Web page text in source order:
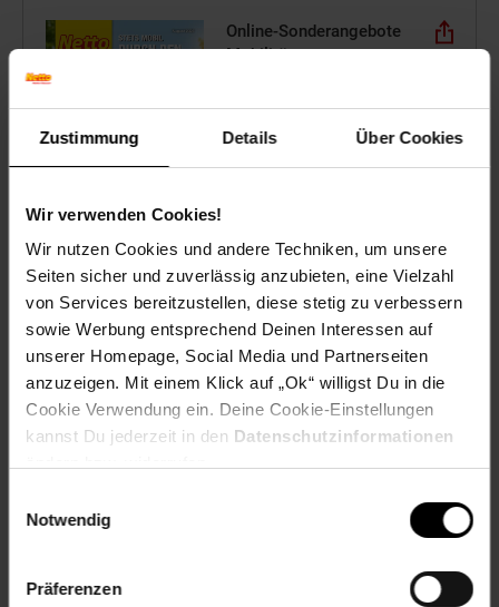
Zustimmung Details Über Cookies
Wir verwenden Cookies!
Wir nutzen Cookies und andere Techniken, um unsere
Seiten sicher und zuverlässig anzubieten, eine Vielzahl
von Services bereitzustellen, diese stetig zu verbessern
sowie Werbung entsprechend Deinen Interessen auf
unserer Homepage, Social Media und Partnerseiten
anzuzeigen. Mit einem Klick auf „Ok“ willigst Du in die
Cookie Verwendung ein. Deine Cookie-Einstellungen
kannst Du jederzeit in den Datenschutzinformationen
Notwendig
Präferenzen
Online-Sonderangebote
Mobilität
Reise-Angebote August
Jetzt Reise buchen